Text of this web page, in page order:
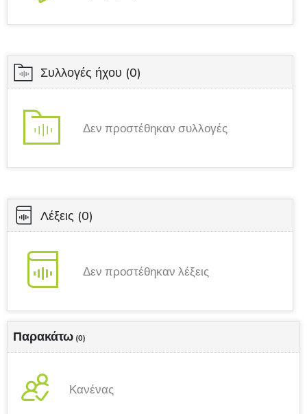
Συλλογές ήχου (0)
Δεν προστέθηκαν συλλογές
Λέξεις (0)
Δεν προστέθηκαν λέξεις
Παρακάτω (0)
Κανένας